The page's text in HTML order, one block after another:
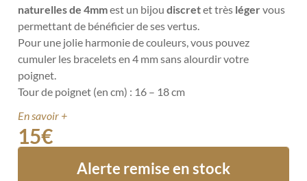
naturelles de 4mmest un bijoudiscretet très légervous
permettant de bénéficier de ses vertus.
Pour une jolie harmonie de couleurs, vous pouvez
cumuler les bracelets en 4 mm sans alourdir votre
poignet.
Tour de poignet (en cm) : 16 – 18 cm
En savoir +
15€
Alerte remise en stock